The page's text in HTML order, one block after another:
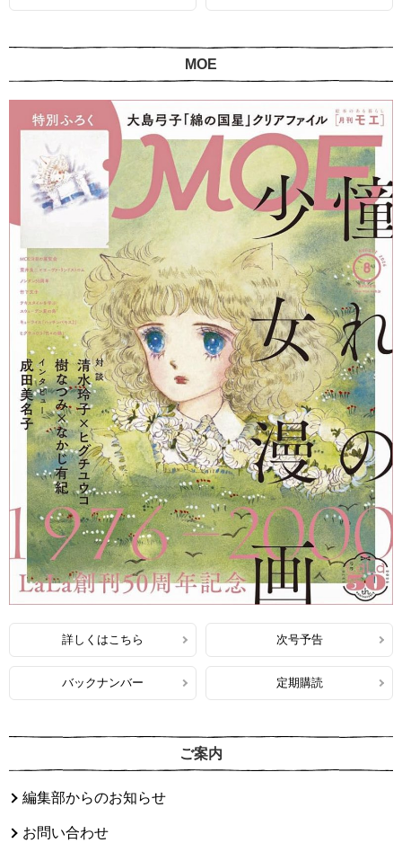
MOE
詳しくはこちら 次号予告
バックナンバー 定期購読
ご案内
編集部からのお知らせ
お問い合わせ